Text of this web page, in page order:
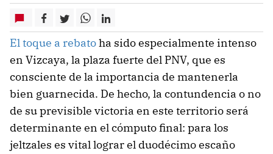
El toque a rebatoha sido especialmente intenso
en Vizcaya, la plaza fuerte del PNV, que es
consciente de la importancia de mantenerla
bien guarnecida. De hecho, la contundencia o no
de su previsible victoria en este territorio será
determinante en el cómputo final: para los
jeltzales es vital lograr el duodécimo escaño